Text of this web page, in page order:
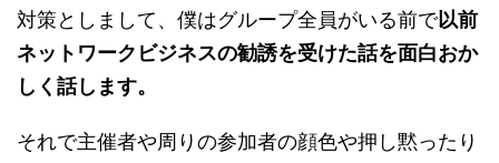
対策としまして、僕はグループ全員がいる前で以前
ネットワークビジネスの勧誘を受けた話を面白おか
しく話します。
それで主催者や周りの参加者の顔色や押し黙ったり